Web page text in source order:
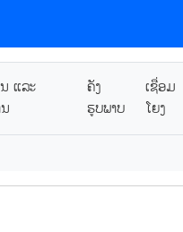
ແລະ
ຄັງ
ຮູບພາບ
ເຊື່ອມ
ໂຍງ